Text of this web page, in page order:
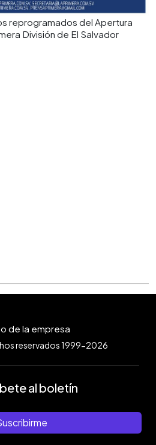
reprogramados del Apertura
División de El Salvador
reservados 1999-2026
al boletín